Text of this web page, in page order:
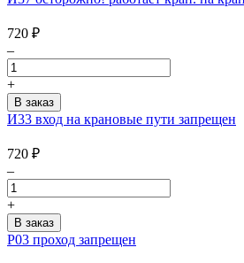
720 ₽
–
+
И33 вход на крановые пути запрещен
720 ₽
–
+
P03 проход запрещен